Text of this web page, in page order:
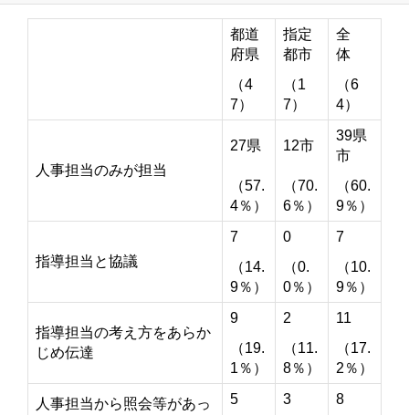
都道
府県
指定
都市
全
体
（4
7）
（1
7）
（6
4）
人事担当のみが担当
27県 12市
39県
市
（57.
4％）
（70.
6％）
（60.
9％）
指導担当と協議
7 0
7
（14.
9％）
（0.
0％）
（10.
9％）
指導担当の考え方をあらか
じめ伝達
9 2
11
（19.
1％）
（11.
8％）
（17.
2％）
人事担当から照会等があっ
5 3
8